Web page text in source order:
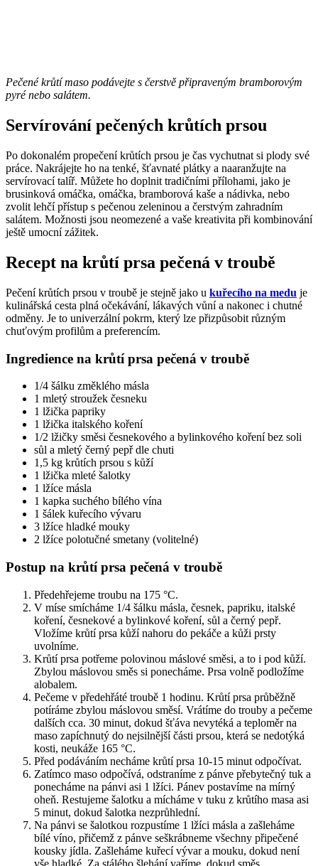
Pečené krůtí maso podávejte s čerstvě připraveným bramborovým
pyré nebo salátem.
Servírování pečených krůtích prsou
Po dokonalém propečení krůtích prsou je čas vychutnat si plody své
práce. Nakrájejte ho na tenké, šťavnaté plátky a naaranžujte na
servírovací talíř. Můžete ho doplnit tradičními přílohami, jako je
brusinková omáčka, omáčka, bramborová kaše a nádivka, nebo
zvolit lehčí přístup s pečenou zeleninou a čerstvým zahradním
salátem. Možnosti jsou neomezené a vaše kreativita při kombinování
ještě umocní zážitek.
Recept na krůtí prsa pečená v troubě
Pečení krůtích prsou v troubě je stejně jako u kuřecího na medu je
kulinářská cesta plná očekávání, lákavých vůní a nakonec i chutné
odměny. Je to univerzální pokrm, který lze přizpůsobit různým
chuťovým profilům a preferencím.
Ingredience na krůtí prsa pečená v troubě
1/4 šálku změklého másla
1 mletý stroužek česneku
1 lžička papriky
1 lžička italského koření
1/2 lžičky směsi česnekového a bylinkového koření bez soli
sůl a mletý černý pepř dle chuti
1,5 kg krůtích prsou s kůží
1 lžička mleté šalotky
1 lžíce másla
1 kapka suchého bílého vína
1 šálek kuřecího vývaru
3 lžíce hladké mouky
2 lžíce polotučné smetany (volitelné)
Postup na krůtí prsa pečená v troubě
Předehřejeme troubu na 175 °C.
V míse smícháme 1/4 šálku másla, česnek, papriku, italské
koření, česnekové a bylinkové koření, sůl a černý pepř.
Vložíme krůtí prsa kůží nahoru do pekáče a kůži prsty
uvolníme.
Krůtí prsa potřeme polovinou máslové směsi, a to i pod kůží.
Zbylou máslovou směs si ponecháme. Prsa volně podložíme
alobalem.
Pečeme v předehřáté troubě 1 hodinu. Krůtí prsa průběžně
potíráme zbylou máslovou směsí. Vrátíme do trouby a pečeme
dalších cca. 30 minut, dokud šťáva nevytéká a teploměr na
maso zapíchnutý do nejsilnější části prsou, která se nedotýká
kosti, neukáže 165 °C.
Před podáváním necháme krůtí prsa 10-15 minut odpočívat.
Zatímco maso odpočívá, odstraníme z pánve přebytečný tuk a
ponecháme na pánvi asi 1 lžíci. Pánev postavíme na mírný
oheň. Restujeme šalotku a mícháme v tuku z krůtího masa asi
5 minut, dokud šalotka nezprůhlední.
Na pánvi se šalotkou rozpustíme 1 lžíci másla a zašleháme
bílé víno, přičemž z pánve seškrábneme všechny připečené
kousky jídla. Zašleháme kuřecí vývar a mouku, dokud není
vše hladké. Za stálého šlehání vaříme, dokud směs